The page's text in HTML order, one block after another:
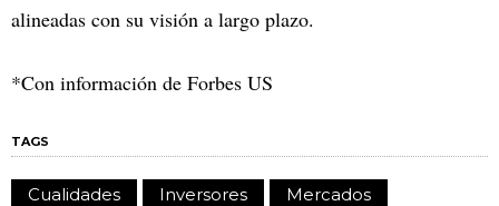
alineadas con su visión a largo plazo.
*Con información de Forbes US
TAGS
Cualidades Inversores Mercados